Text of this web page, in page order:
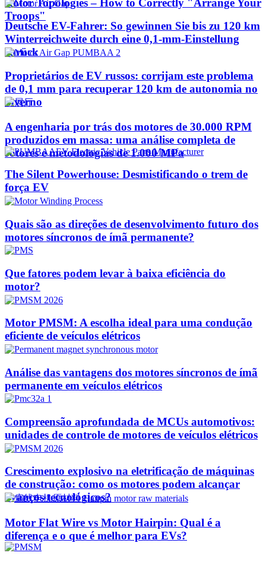
Rotor Topologies – How to Correctly "Arrange Your
Troops"
Deutsche EV-Fahrer: So gewinnen Sie bis zu 120 km
Winterreichweite durch eine 0,1-mm-Einstellung
zurück
Proprietários de EV russos: corrijam este problema
de 0,1 mm para recuperar 120 km de autonomia no
inverno
A engenharia por trás dos motores de 30.000 RPM
produzidos em massa: uma análise completa de
rotores e metodologias de 1.000 MPa
The Silent Powerhouse: Desmistificando o trem de
força EV
Quais são as direções de desenvolvimento futuro dos
motores síncronos de ímã permanente?
Que fatores podem levar à baixa eficiência do
motor?
Motor PMSM: A escolha ideal para uma condução
eficiente de veículos elétricos
Análise das vantagens dos motores síncronos de ímã
permanente em veículos elétricos
Compreensão aprofundada de MCUs automotivos:
unidades de controle de motores de veículos elétricos
Crescimento explosivo na eletrificação de máquinas
de construção: como os motores podem alcançar
avanços tecnológicos?​
Motor Flat Wire vs Motor Hairpin: Qual é a
diferença e o que é melhor para EVs?